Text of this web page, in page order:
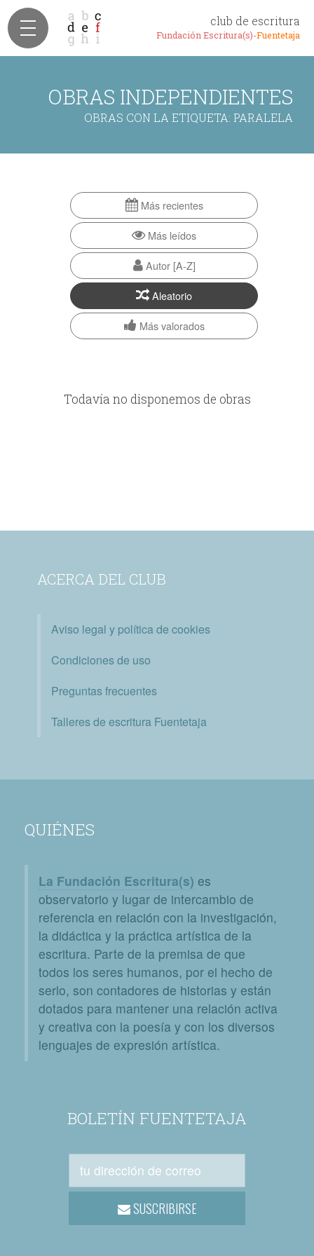
club de escritura
Fundación Escritura(s)-Fuentetaja
OBRAS INDEPENDIENTES
OBRAS CON LA ETIQUETA: PARALELA
Más recientes
Más leídos
Autor [A-Z]
Aleatorio
Más valorados
Todavía no disponemos de obras
ACERCA DEL CLUB
Aviso legal y política de cookies
Condiciones de uso
Preguntas frecuentes
Talleres de escritura Fuentetaja
QUIÉNES
La Fundación Escritura(s) es
observatorio y lugar de intercambio de
referencia en relación con la investigación,
la didáctica y la práctica artística de la
escritura. Parte de la premisa de que
todos los seres humanos, por el hecho de
serlo, son contadores de historias y están
dotados para mantener una relación activa
y creativa con la poesía y con los diversos
lenguajes de expresión artística.
BOLETÍN FUENTETAJA
SUSCRIBIRSE